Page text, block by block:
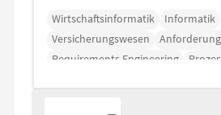
Wirtschaftsinformatik
Informatik
Versicherungswesen
Requirements Engineering